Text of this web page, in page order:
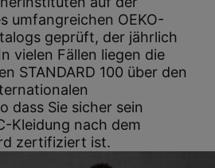
umfangreichen OEKO-
geprüft, der jährlich
vielen Fällen liegen die
STANDARD 100 über den
dass Sie sicher sein
Kleidung nach dem
zertifiziert ist.